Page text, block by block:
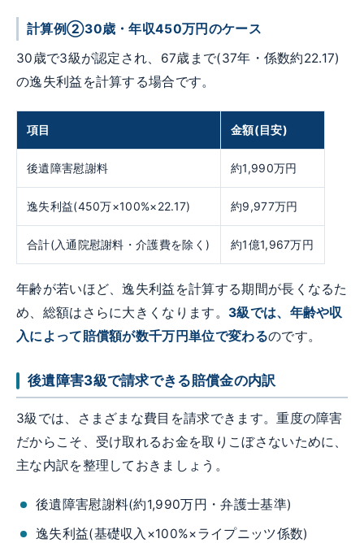
計算例②30歳・年収450万円のケース
30歳で3級が認定され、67歳まで(37年・係数約22.17)
の逸失利益を計算する場合です。
項目 金額(目安)
後遺障害慰謝料 約1,990万円
逸失利益(450万×100%×22.17) 約9,977万円
合計(入通院慰謝料・介護費を除く) 約1億1,967万円
年齢が若いほど、逸失利益を計算する期間が長くなるた
め、総額はさらに大きくなります。 3級では、年齢や収
入によって賠償額が数千万円単位で変わるのです。
後遺障害3級で請求できる賠償金の内訳
3級では、さまざまな費目を請求できます。重度の障害
だからこそ、受け取れるお金を取りこぼさないために、
主な内訳を整理しておきましょう。
後遺障害慰謝料(約1,990万円・弁護士基準)
逸失利益(基礎収入×100%×ライプニッツ係数)